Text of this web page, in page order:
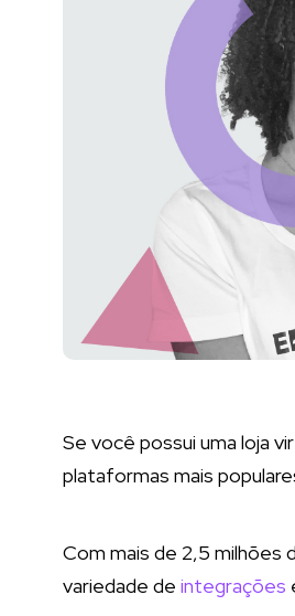
Se você possui uma loja
plataformas mais
Com mais de 2,5 milhões
variedade de integrações